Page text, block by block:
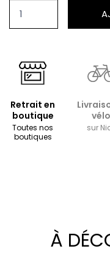
Retrait en
boutique
Toutes nos
boutiques
vélo
sur
À